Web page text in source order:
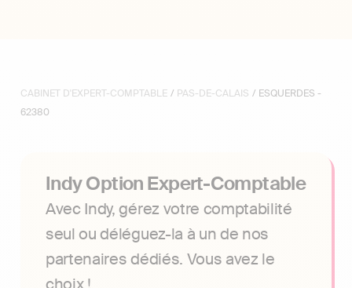
CABINET D'EXPERT-COMPTABLE / PAS-DE-CALAIS / ESQUERDES -
62380
Indy Option Expert-Comptable
Avec Indy, gérez votre comptabilité
seul ou déléguez-la à un de nos
partenaires dédiés. Vous avez le